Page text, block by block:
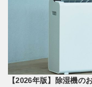
【2026年版】除湿機の